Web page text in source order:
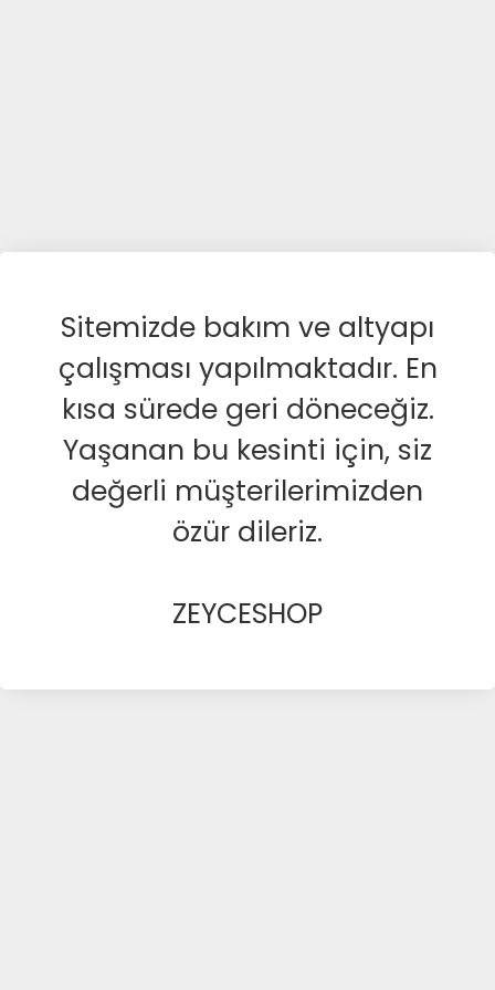
Sitemizde bakım ve altyapı
çalışması yapılmaktadır. En
kısa sürede geri döneceğiz.
Yaşanan bu kesinti için, siz
değerli müşterilerimizden
özür dileriz.
ZEYCESHOP